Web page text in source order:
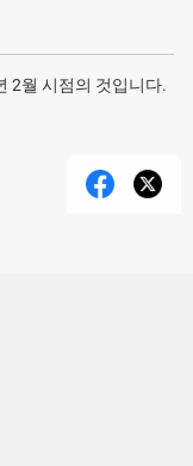
2월 시점의 것입니다.